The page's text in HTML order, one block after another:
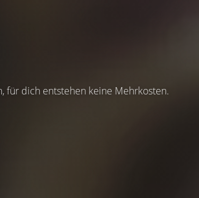
für dich entstehen keine Mehrkosten.